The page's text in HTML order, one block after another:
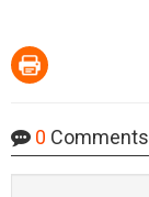
0 Comments